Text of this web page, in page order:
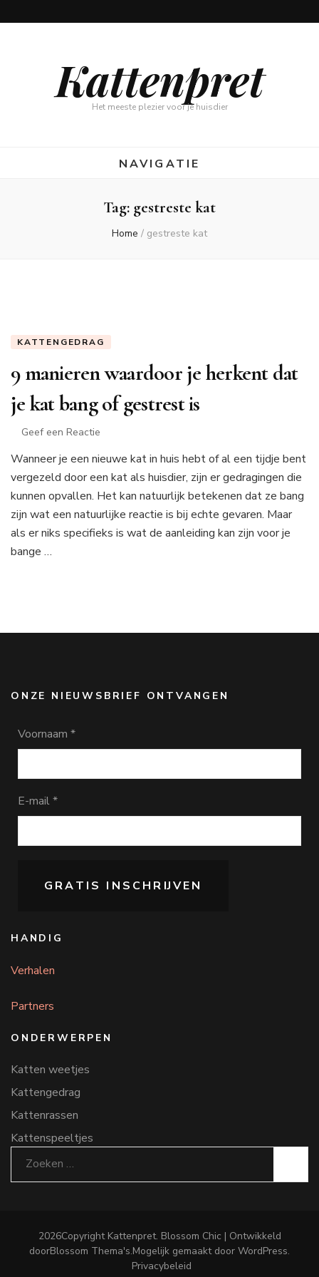
Kattenpret
Het meeste plezier voor je huisdier
NAVIGATIE
Tag: gestreste kat
Home / gestreste kat
KATTENGEDRAG
9 manieren waardoor je herkent dat
je kat bang of gestrest is
Geef een Reactie
manieren
waardoor
je
dat
je
Wanneer je een nieuwe kat in huis hebt of al een tijdje bent
vergezeld door een kat als huisdier, zijn er gedragingen die
kunnen opvallen. Het kan natuurlijk betekenen dat ze bang
zijn wat een natuurlijke reactie is bij echte gevaren. Maar
als er niks specifieks is wat de aanleiding kan zijn voor je
bange …
ONZE NIEUWSBRIEF ONTVANGEN
Voornaam *
E-mail*
HANDIG
Verhalen
Partners
ONDERWERPEN
Katten weetjes
Kattengedrag
Kattenrassen
Kattenspeeltjes
Zoeken
naar:
2026Copyright Kattenpret. Blossom Chic | Ontwikkeld
doorBlossom Thema's.Mogelijk gemaakt door WordPress.
Privacybeleid